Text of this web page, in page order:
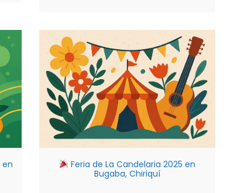
en
Feria de La Candelaria 2025 en
Bugaba, Chiriquí